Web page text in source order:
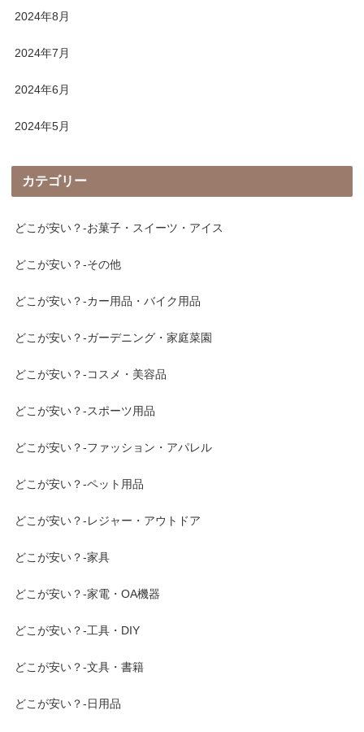
2024年8月
2024年7月
2024年6月
2024年5月
カテゴリー
どこが安い？-お菓子・スイーツ・アイス
どこが安い？-その他
どこが安い？-カー用品・バイク用品
どこが安い？-ガーデニング・家庭菜園
どこが安い？-コスメ・美容品
どこが安い？-スポーツ用品
どこが安い？-ファッション・アパレル
どこが安い？-ペット用品
どこが安い？-レジャー・アウトドア
どこが安い？-家具
どこが安い？-家電・OA機器
どこが安い？-工具・DIY
どこが安い？-文具・書籍
どこが安い？-日用品